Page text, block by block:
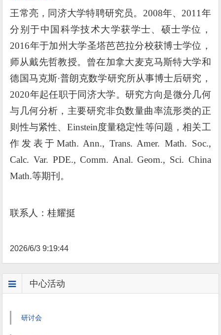
王常亮，同济大学特聘研究员。 2008年、 2011 年
分别于中国科学技术大学获学士、硕士学位，
2016年于加州大学圣塔芭芭拉分校获博士学位，
师从戴先哲教授。曾在加拿大麦克马斯特大学和
德国马克斯·普朗克数学研究所从事博士后研究，
2020年起任职于同济大学。研究方向是微分几何
与几何分析，主要研究非负数量曲率流形类的正
则性与紧性、 Einstein度量稳定性等问题，相关工
作发表于 Math. Ann., Trans. Amer. Math. Soc.,
Calc. Var. PDE., Comm. Anal. Geom., Sci. China
Math.等期刊。
联系人：桂耀挺
2026/6/3 9:19:44
中心活动
研讨会